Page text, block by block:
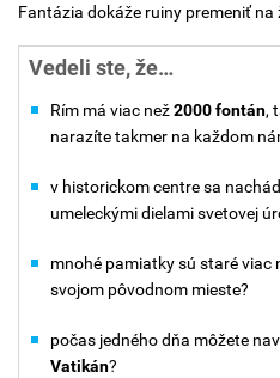
Fantázia dokáže ruiny premeniť na
Vedeli ste, že…
Rím má viac než2000 fontán,
narazíte takmer na každom
v historickom centre sa
umeleckými dielami svetovej
mnohé pamiatky sú staré viac
svojom pôvodnom mieste?
počas jedného dňa môžete
Vatikán?